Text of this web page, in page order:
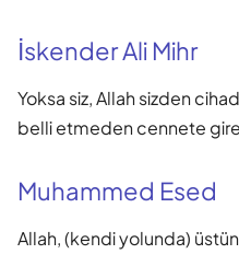
İskender Ali Mihr
Yoksa siz, Allah sizden
belli etmeden cennete
Muhammed Esed
Allah, (kendi yolunda)